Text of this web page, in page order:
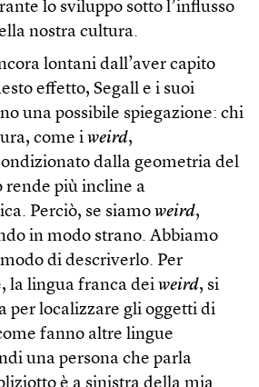
lo sviluppo sotto l’influsso
nostra cultura.
lontani dall’aver capito
effetto, Segall e i suoi
una possibile spiegazione: chi
come i weird,
dalla geometria del
rende più incline a
Perciò, se siamo weird,
in modo strano. Abbiamo
di descriverlo. Per
la lingua franca dei weird, si
per localizzare gli oggetti di
fanno altre lingue
una persona che parla